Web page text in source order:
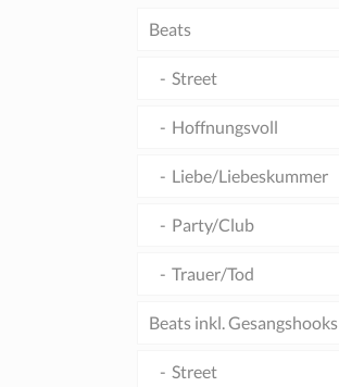
Beats
Street
Hoffnungsvoll
Liebe/Liebeskummer
Party/Club
Trauer/Tod
Beats inkl. Gesangshooks
Street